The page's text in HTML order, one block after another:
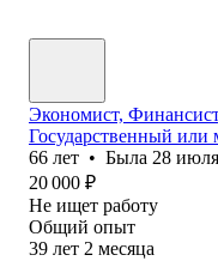
Экономист,
Государственный
66 лет • Была 28 июля
20 000 ₽
Не ищет работу
Общий опыт
39 лет 2 месяца